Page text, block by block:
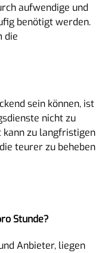
aufwendige und
benötigt werden.
die
sein können, ist
nicht zu
kann zu langfristigen
teurer zu beheben
Stunde?
Anbieter, liegen